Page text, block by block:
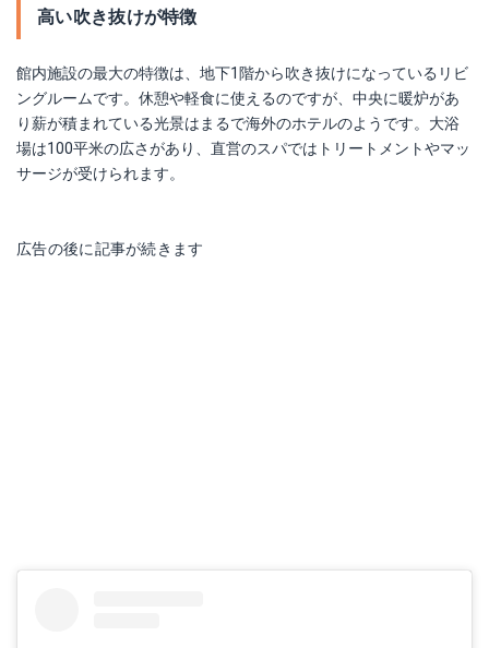
高い吹き抜けが特徴
館内施設の最大の特徴は、地下1階から吹き抜けになっているリビ
ングルームです。休憩や軽食に使えるのですが、中央に暖炉があ
り薪が積まれている光景はまるで海外のホテルのようです。大浴
場は100平米の広さがあり、直営のスパではトリートメントやマッ
サージが受けられます。
広告の後に記事が続きます